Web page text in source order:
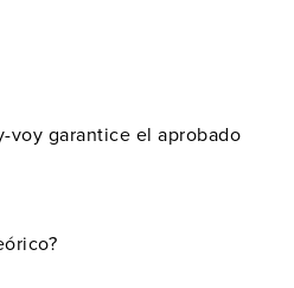
voy garantice el aprobado
?